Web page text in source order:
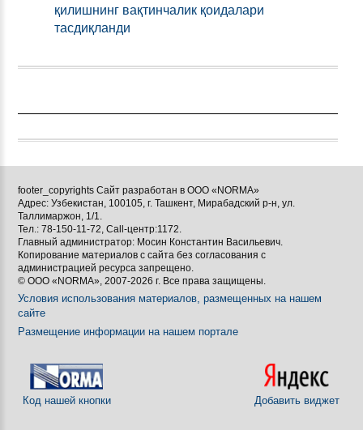
қилишнинг вақтинчалик қоидалари
тасдиқланди
footer_copyrights Сайт разработан в ООО «NORMA»
Адрес: Узбекистан, 100105, г. Ташкент, Мирабадский р-н, ул.
Таллимаржон, 1/1.
Тел.: 78-150-11-72, Call-центр:1172.
Главный администратор: Мосин Константин Васильевич.
Копирование материалов с сайта без согласования с
администрацией ресурса запрещено.
© ООО «NORMA», 2007-2026 г. Все права защищены.
Условия использования материалов, размещенных на нашем
сайте
Размещение информации на нашем портале
Код нашей кнопки Добавить виджет